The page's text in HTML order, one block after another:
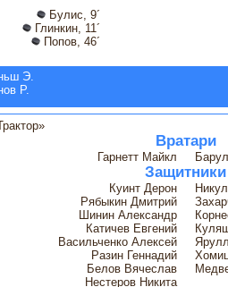
Булис, 9´
Глинкин, 11´
Попов, 46´
Э.
Р.
Вратари
Гарнетт Майкл
Защитники
Куинт Дерон
Рябыкин Дмитрий
Шинин Александр
Катичев Евгений
Васильченко Алексей
Разин Геннадий
Белов Вячеслав
Нестеров Никита